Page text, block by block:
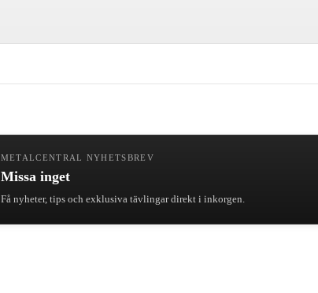
METALCENTRAL NYHETSBREV
Missa inget
Få nyheter, tips och exklusiva tävlingar direkt i inkorgen.